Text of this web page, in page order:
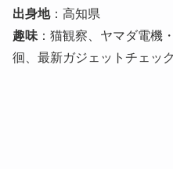
出身地：高知県
趣味：猫観察、ヤマダ電機
徊、最新ガジェットチェッ